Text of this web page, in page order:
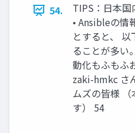
54.
TIPS：日本
• Ansibleの情
とすると、
ることが多い
動化もふもふ
zaki-hmkc さ
ムズの皆様
す） 54